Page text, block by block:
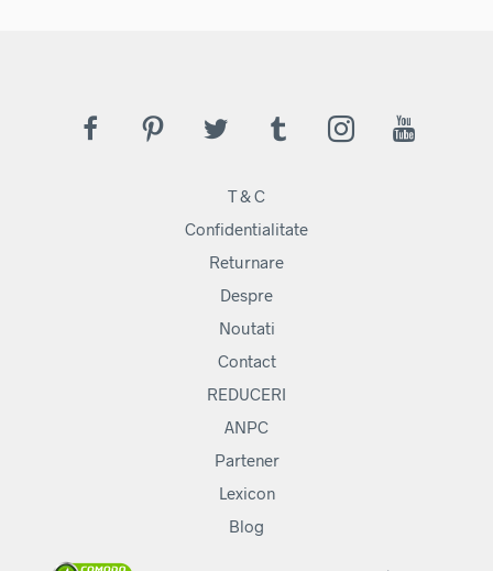
T & C
Confidentialitate
Returnare
Despre
Noutati
Contact
REDUCERI
ANPC
Partener
Lexicon
Blog